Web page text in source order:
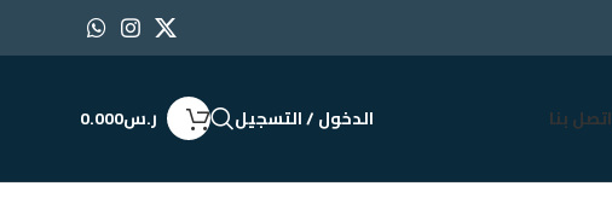
اتصل بنا الدخول / التسجيل ر.س0.000